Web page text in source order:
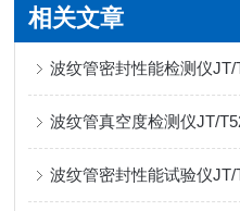
相关文章
波纹管密封性能检测仪
波纹管真空度检测仪JT/
波纹管密封性能试验仪JT/